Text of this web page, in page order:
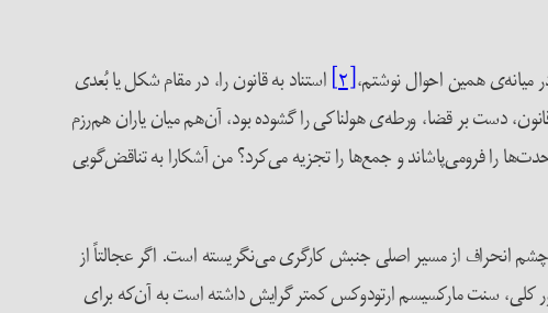
همین احوال نوشتم،[۲]
استناد به قانون را، در مقام شکل یا بُعدی
دست بر قضا، ورطه‌ی هولناکی را گشوده بود، آن‌هم میان یاران هم‌رزم
را فرومی‌پاشاند و جمع‌ها را تجزیه می‌کرد؟ من آشکارا به تناقض‌گویی
چشم انحراف از مسیر اصلی جنبش کارگری می‌نگریسته‌‌ است. اگر عجالتاً از
کلی،‌ سنت مارکسیسم ارتودوکس کمتر گرایش داشته است به آن‌که برای